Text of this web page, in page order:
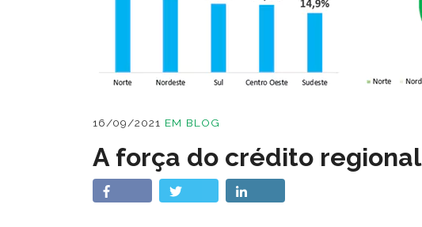
16/09/2021 EM BLOG
A força do crédito regional